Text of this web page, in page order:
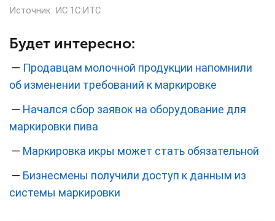
Источник: ИС 1С:ИТС
Будет интересно:
— Продавцам молочной продукции напомнили
об изменении требований к маркировке
— Начался сбор заявок на оборудование для
маркировки пива
— Маркировка икры может стать обязательной
— Бизнесмены получили доступ к данным из
системы маркировки